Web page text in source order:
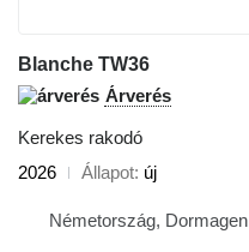
Blanche TW36
Árverés
Kerekes rakodó
2026
Állapot új
Németország, Dormagen